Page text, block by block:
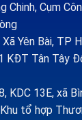
Chinh, Cụm
Xã Yên Bài, TP
KĐT Tân Tây
KDC 13E, xã
tổ hợp